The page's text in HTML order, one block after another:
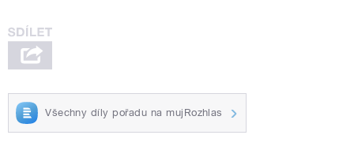
Všechny díly pořadu na mujRozhlas